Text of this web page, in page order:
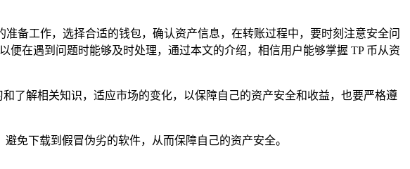
备工作，选择合适的钱包，确认资产信息，在转账过程中，要时刻注意安全问
在遇到问题时能够及时处理，通过本文的介绍，相信用户能够掌握 TP 币从资
了解相关知识，适应市场的变化，以保障自己的资产安全和收益，也要严格遵
免下载到假冒伪劣的软件，从而保障自己的资产安全。